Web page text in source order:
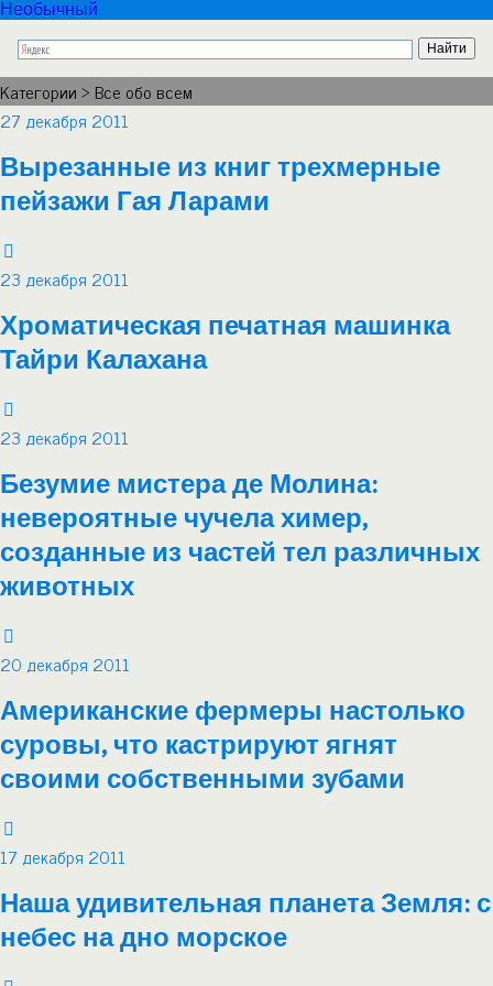
Необычный
Категории › Все обо всем
27 декабря 2011
Вырезанные из книг трехмерные
пейзажи Гая Ларами
23 декабря 2011
Хроматическая печатная машинка
Тайри Калахана
23 декабря 2011
Безумие мистера де Молина:
невероятные чучела химер,
созданные из частей тел различных
животных
20 декабря 2011
Американские фермеры настолько
суровы, что кастрируют ягнят
своими собственными зубами
17 декабря 2011
Наша удивительная планета Земля: с
небес на дно морское